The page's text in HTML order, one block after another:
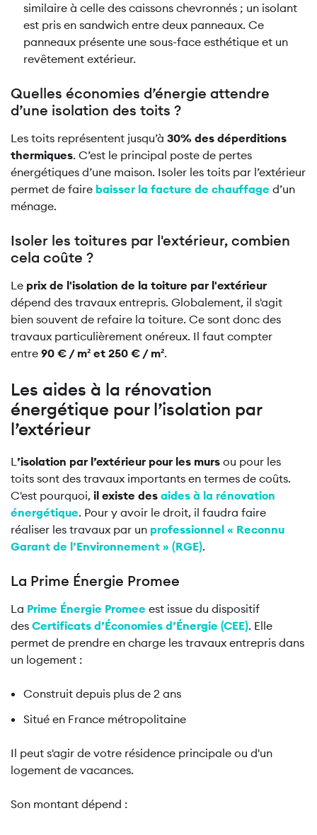
similaire à celle des caissons chevronnés ; un isolant
est pris en sandwich entre deux panneaux. Ce
panneaux présente une sous-face esthétique et un
revêtement extérieur.
Quelles économies d’énergie attendre
d’une isolation des toits ?
Les toits représentent jusqu’à 30% des déperditions
thermiques. C’est le principal poste de pertes
énergétiques d’une maison. Isoler les toits par l’extérieur
permet de faire baisser la facture de chauffage d’un
ménage.
Isoler les toitures par l'extérieur, combien
cela coûte ?
Le prix de l'isolation de la toiture par l'extérieur
dépend des travaux entrepris. Globalement, il s'agit
bien souvent de refaire la toiture. Ce sont donc des
travaux particulièrement onéreux. Il faut compter
entre 90 € / m² et 250 € / m².
Les aides à la rénovation
énergétique pour l’isolation par
l’extérieur
L’isolation par l’extérieur pour les murs ou pour les
toits sont des travaux importants en termes de coûts.
C'est pourquoi, il existe des aides à la rénovation
énergétique. Pour y avoir le droit, il faudra faire
réaliser les travaux par un professionnel « Reconnu
Garant de l’Environnement » (RGE).
La Prime Énergie Promee
La Prime Énergie Promee est issue du dispositif
des Certificats d’Économies d’Énergie (CEE). Elle
permet de prendre en charge les travaux entrepris dans
un logement :
Construit depuis plus de 2 ans
Situé en France métropolitaine
Il peut s'agir de votre résidence principale ou d'un
logement de vacances.
Son montant dépend :